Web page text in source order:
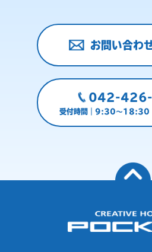
お問い合わ
042-426-
受付時間｜9:30～18:30（